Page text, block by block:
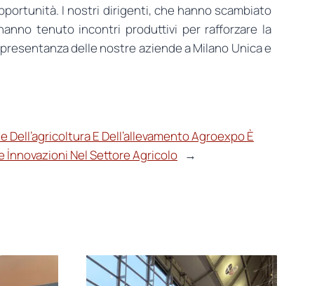
I nostri dirigenti, che hanno scambiato
tenuto incontri produttivi per rafforzare la
delle nostre aziende a Milano Unica e
Dell’agricoltura E Dell’allevamento Agroexpo È
İnnovazioni Nel Settore Agricolo →